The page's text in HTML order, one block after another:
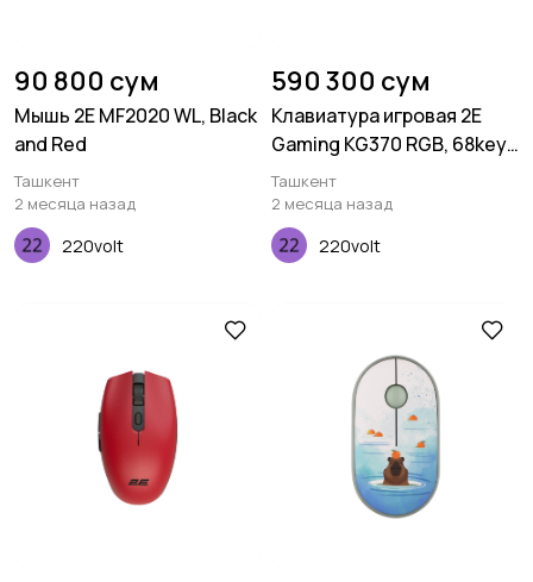
90 800 сум
Мышь 2E MF2020 WL, Black
and Red
Ташкент
2 месяца назад
220volt
590 300 сум
Клавиатура игровая 2E
Gaming KG370 RGB, 68key,
Gateron Brown Switch,
USB, Black, Ukr
Ташкент
2 месяца назад
220volt